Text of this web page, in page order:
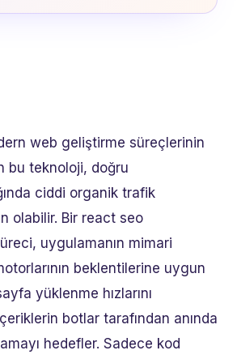
web geliştirme süreçlerinin
bu teknoloji, doğru
ciddi organik trafik
olabilir. Bir react seo
uygulamanın mimari
beklentilerine uygun
yüklenme hızlarını
botlar tarafından anında
hedefler. Sadece kod